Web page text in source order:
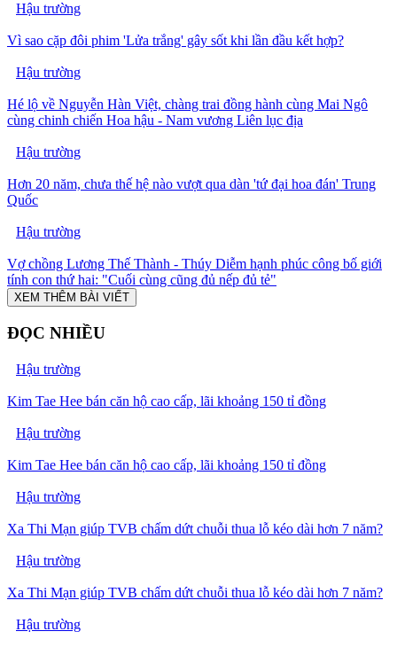
Hậu trường
Vì sao cặp đôi phim 'Lửa trắng' gây sốt khi lần đầu kết hợp?
Hậu trường
Hé lộ về Nguyễn Hàn Việt, chàng trai đồng hành cùng Mai Ngô
cùng chinh chiến Hoa hậu - Nam vương Liên lục địa
Hậu trường
Hơn 20 năm, chưa thế hệ nào vượt qua dàn 'tứ đại hoa đán' Trung
Quốc
Hậu trường
Vợ chồng Lương Thế Thành - Thúy Diễm hạnh phúc công bố giới
tính con thứ hai: "Cuối cùng cũng đủ nếp đủ tẻ"
XEM THÊM BÀI VIẾT
ĐỌC NHIỀU
Hậu trường
Kim Tae Hee bán căn hộ cao cấp, lãi khoảng 150 tỉ đồng
Hậu trường
Kim Tae Hee bán căn hộ cao cấp, lãi khoảng 150 tỉ đồng
Hậu trường
Xa Thi Mạn giúp TVB chấm dứt chuỗi thua lỗ kéo dài hơn 7 năm?
Hậu trường
Xa Thi Mạn giúp TVB chấm dứt chuỗi thua lỗ kéo dài hơn 7 năm?
Hậu trường